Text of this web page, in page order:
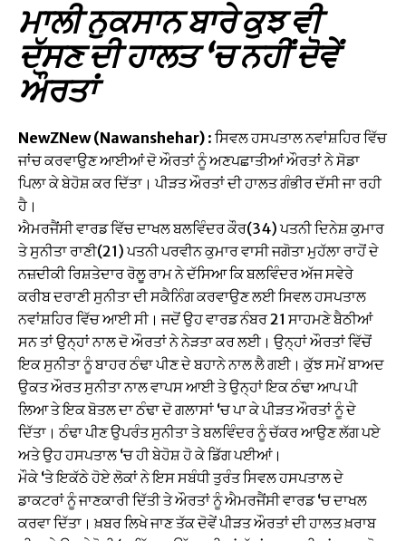
ਮਾਲੀ ਨੁਕਸਾਨ ਬਾਰੇ ਕੁਝ ਵੀ
ਦੱਸਣ ਦੀ ਹਾਲਤ ‘ਚ ਨਹੀਂ ਦੋਵੇਂ
ਔਰਤਾਂ
NewZNew (Nawanshehar) : ਸਿਵਲ ਹਸਪਤਾਲ ਨਵਾਂਸ਼ਹਿਰ ਵਿੱਚ
ਜਾਂਚ ਕਰਵਾਉਣ ਆਈਆਂ ਦੋ ਔਰਤਾਂ ਨੂੰ ਅਣਪਛਾਤੀਆਂ ਔਰਤਾਂ ਨੇ ਸੋਡਾ
ਪਿਲਾ ਕੇ ਬੇਹੋਸ਼ ਕਰ ਦਿੱਤਾ। ਪੀੜਤ ਔਰਤਾਂ ਦੀ ਹਾਲਤ ਗੰਭੀਰ ਦੱਸੀ ਜਾ ਰਹੀ
ਹੈ।
ਐਮਰਜੈਂਸੀ ਵਾਰਡ ਵਿੱਚ ਦਾਖਲ ਬਲਵਿੰਦਰ ਕੌਰ(34) ਪਤਨੀ ਦਿਨੇਸ਼ ਕੁਮਾਰ
ਤੇ ਸੁਨੀਤਾ ਰਾਣੀ(21) ਪਤਨੀ ਪਰਵੀਨ ਕੁਮਾਰ ਵਾਸੀ ਜਗੋਤਾ ਮੁਹੱਲਾ ਰਾਹੋਂ ਦੇ
ਨਜ਼ਦੀਕੀ ਰਿਸ਼ਤੇਦਾਰ ਰੋਲੂ ਰਾਮ ਨੇ ਦੱਸਿਆ ਕਿ ਬਲਵਿੰਦਰ ਅੱਜ ਸਵੇਰੇ
ਕਰੀਬ ਦਰਾਣੀ ਸੁਨੀਤਾ ਦੀ ਸਕੈਨਿੰਗ ਕਰਵਾਉਣ ਲਈ ਸਿਵਲ ਹਸਪਤਾਲ
ਨਵਾਂਸ਼ਹਿਰ ਵਿੱਚ ਆਈ ਸੀ। ਜਦੋਂ ਉਹ ਵਾਰਡ ਨੰਬਰ 21 ਸਾਹਮਣੇ ਬੈਠੀਆਂ
ਸਨ ਤਾਂ ਉਨ੍ਹਾਂ ਨਾਲ ਦੋ ਔਰਤਾਂ ਨੇ ਨੇੜਤਾ ਕਰ ਲਈ। ਉਨ੍ਹਾਂ ਔਰਤਾਂ ਵਿੱਚੋਂ
ਇਕ ਸੁਨੀਤਾ ਨੂੰ ਬਾਹਰ ਠੰਢਾ ਪੀਣ ਦੇ ਬਹਾਨੇ ਨਾਲ ਲੈ ਗਈ। ਕੁੱਝ ਸਮੇਂ ਬਾਅਦ
ਉਕਤ ਔਰਤ ਸੁਨੀਤਾ ਨਾਲ ਵਾਪਸ ਆਈ ਤੇ ਉਨ੍ਹਾਂ ਇਕ ਠੰਢਾ ਆਪ ਪੀ
ਲਿਆ ਤੇ ਇਕ ਬੋਤਲ ਦਾ ਠੰਢਾ ਦੋ ਗਲਾਸਾਂ ‘ਚ ਪਾ ਕੇ ਪੀੜਤ ਔਰਤਾਂ ਨੂੰ ਦੇ
ਦਿੱਤਾ। ਠੰਢਾ ਪੀਣ ਉਪਰੰਤ ਸੁਨੀਤਾ ਤੇ ਬਲਵਿੰਦਰ ਨੂੰ ਚੱਕਰ ਆਉਣ ਲੱਗ ਪਏ
ਅਤੇ ਉਹ ਹਸਪਤਾਲ ‘ਚ ਹੀ ਬੇਹੋਸ਼ ਹੋ ਕੇ ਡਿੱਗ ਪਈਆਂ।
ਮੌਕੇ ‘ਤੇ ਇਕੱਠੇ ਹੋਏ ਲੋਕਾਂ ਨੇ ਇਸ ਸਬੰਧੀ ਤੁਰੰਤ ਸਿਵਲ ਹਸਪਤਾਲ ਦੇ
ਡਾਕਟਰਾਂ ਨੂੰ ਜਾਣਕਾਰੀ ਦਿੱਤੀ ਤੇ ਔਰਤਾਂ ਨੂੰ ਐਮਰਜੈਂਸੀ ਵਾਰਡ ‘ਚ ਦਾਖਲ
ਕਰਵਾ ਦਿੱਤਾ। ਖ਼ਬਰ ਲਿਖੇ ਜਾਣ ਤੱਕ ਦੋਵੇਂ ਪੀੜਤ ਔਰਤਾਂ ਦੀ ਹਾਲਤ ਖ਼ਰਾਬ